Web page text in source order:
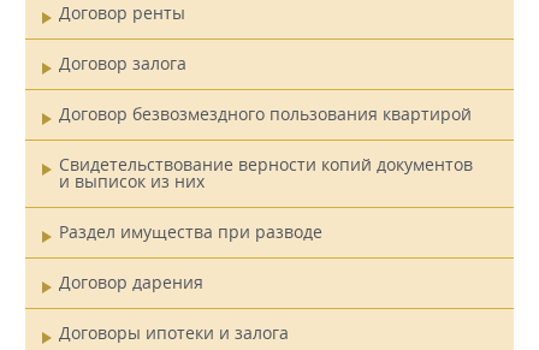
Договор ренты
Договор залога
Договор безвозмездного пользования квартирой
Свидетельствование верности копий документов
и выписок из них
Раздел имущества при разводе
Договор дарения
Договоры ипотеки и залога